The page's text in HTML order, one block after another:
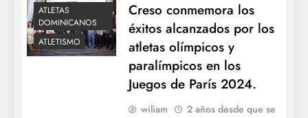
ATLETAS
DOMINICANOS
ATLETISMO
Creso conmemora los
éxitos alcanzados por los
atletas olímpicos y
paralímpicos en los
Juegos de París 2024.
wiliam
2 años desde que se